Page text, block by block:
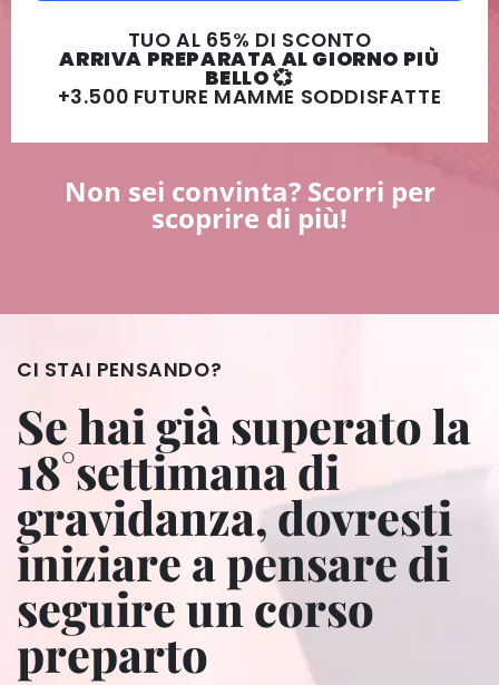
TUO AL 65% DI SCONTO
ARRIVA PREPARATA AL GIORNO PIÙ
BELLO 💞
+3.500 FUTURE MAMME SODDISFATTE
Non sei convinta? Scorri per
scoprire di più!
CI STAI PENSANDO?
Se hai già superato la
18°settimana di
gravidanza, dovresti
iniziare a pensare di
seguire un corso
preparto